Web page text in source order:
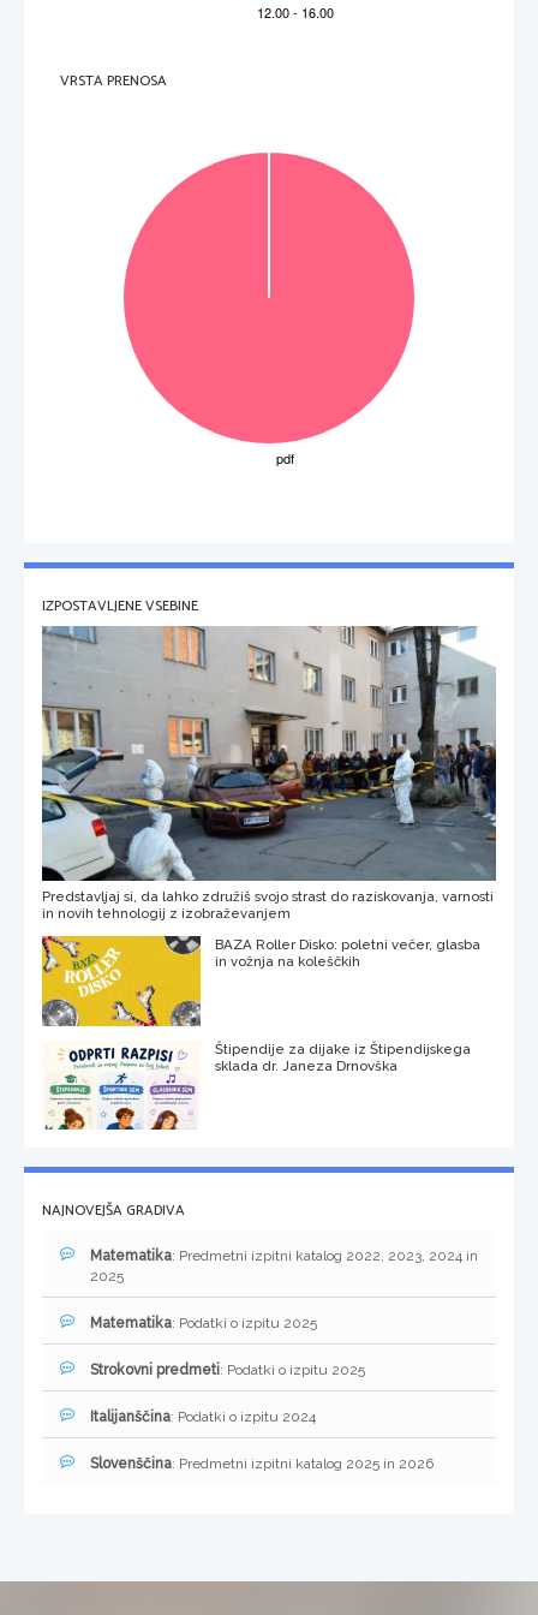
V sivo polje ne pišite
perforiran list
VRSTA PRENOSA
IZPOSTAVLJENE VSEBINE
Predstavljaj si, da lahko združiš svojo strast do raziskovanja, varnosti
in novih tehnologij z izobraževanjem
BAZA Roller Disko: poletni večer, glasba
in vožnja na koleščkih
Štipendije za dijake iz Štipendijskega
sklada dr. Janeza Drnovška
NAJNOVEJŠA GRADIVA
Matematika: Predmetni izpitni katalog 2022, 2023, 2024 in
2025
Matematika: Podatki o izpitu 2025
Strokovni predmeti: Podatki o izpitu 2025
Italijanščina: Podatki o izpitu 2024
Slovenščina: Predmetni izpitni katalog 2025 in 2026